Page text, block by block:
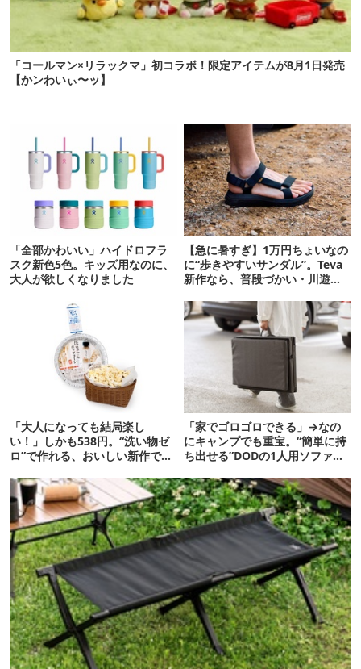
「コールマン×リラックマ」初コラボ！限定アイテムが8月1日発売
【かンわいぃ〜ッ】
「全部かわいい」ハイドロフラ
スク新色5色。キッズ用なのに、
大人が欲しくなりました
【急に暑すぎ】1万円ちょいなの
に“歩きやすいサンダル”。Teva
新作なら、普段づかい・川遊
「大人になっても結局楽し
い！」しかも538円。“洗い物ゼ
ロ”で作れる、おいしい新作です
「家でゴロゴロできる」→なの
にキャンプでも重宝。“簡単に持
ち出せる”DODの1人用ソファが